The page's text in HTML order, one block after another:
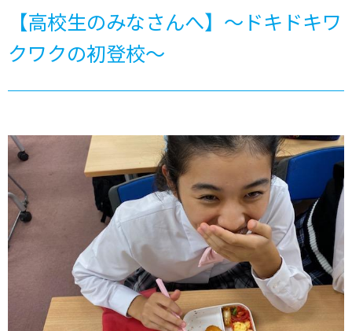
【高校生のみなさんへ】～ドキドキワ
クワクの初登校～